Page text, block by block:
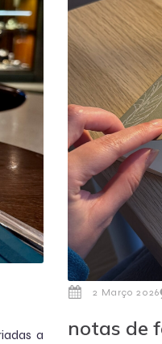
a
2 Março 2026
notas de